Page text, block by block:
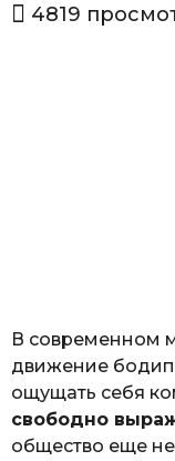
е
в
4819
В современном
движение
ощущать себя
свободно
общество еще не